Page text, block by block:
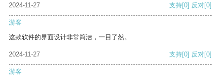
2024-11-27 支持[0] 反对[0]
游客
这款软件的界面设计非常简洁，一目了然。
2024-11-27 支持[0] 反对[0]
游客